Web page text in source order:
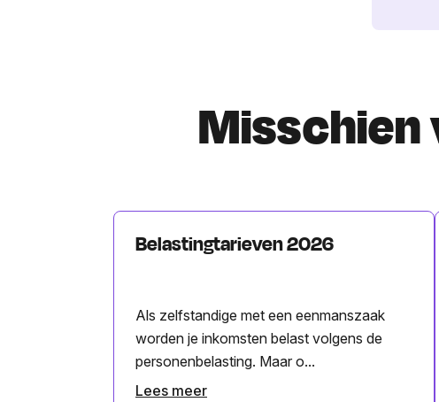
Misschien
Belastingtarieven 2026
Als zelfstandige met een eenmanszaak
worden je inkomsten belast volgens de
personenbelasting. Maar o...
Lees meer